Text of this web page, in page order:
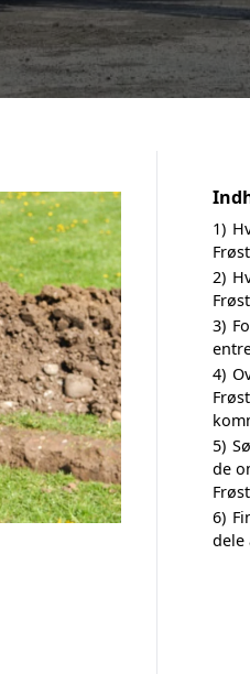
1)
2)
3)
4)
5)
de
6)
dele